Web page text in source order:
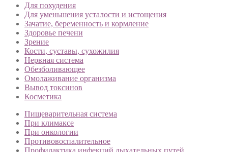
Для похудения
Для уменьшения усталости и истощения
Зачатие, беременность и кормление
Здоровье печени
Зрение
Кости, суставы, сухожилия
Нервная система
Обезболивающее
Омолаживание организма
Вывод токсинов
Косметика
Пищеварительная система
При климаксе
При онкологии
Противовоспалительное
Профилактика инфекций дыхательных путей